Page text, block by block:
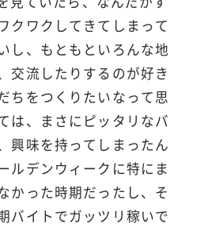
クワクしてきてしまって
し、もともといろんな地
交流したりするのが好き
ちをつくりたいなって思
は、まさにピッタリなバ
興味を持ってしまったん
ルデンウィークに特にま
かった時期だったし、そ
バイトでガッツリ稼いで